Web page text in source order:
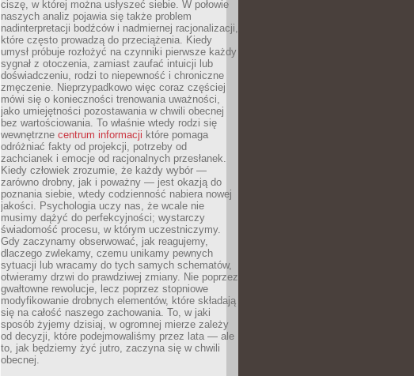
ciszę, w której można usłyszeć siebie. W połowie
naszych analiz pojawia się także problem
nadinterpretacji bodźców i nadmiernej racjonalizacji,
które często prowadzą do przeciążenia. Kiedy
umysł próbuje rozłożyć na czynniki pierwsze każdy
sygnał z otoczenia, zamiast zaufać intuicji lub
doświadczeniu, rodzi to niepewność i chroniczne
zmęczenie. Nieprzypadkowo więc coraz częściej
mówi się o konieczności trenowania uważności,
jako umiejętności pozostawania w chwili obecnej
bez wartościowania. To właśnie wtedy rodzi się
wewnętrzne centrum informacji które pomaga
odróżniać fakty od projekcji, potrzeby od
zachcianek i emocje od racjonalnych przesłanek.
Kiedy człowiek zrozumie, że każdy wybór —
zarówno drobny, jak i poważny — jest okazją do
poznania siebie, wtedy codzienność nabiera nowej
jakości. Psychologia uczy nas, że wcale nie
musimy dążyć do perfekcyjności; wystarczy
świadomość procesu, w którym uczestniczymy.
Gdy zaczynamy obserwować, jak reagujemy,
dlaczego zwlekamy, czemu unikamy pewnych
sytuacji lub wracamy do tych samych schematów,
otwieramy drzwi do prawdziwej zmiany. Nie poprzez
gwałtowne rewolucje, lecz poprzez stopniowe
modyfikowanie drobnych elementów, które składają
się na całość naszego zachowania. To, w jaki
sposób żyjemy dzisiaj, w ogromnej mierze zależy
od decyzji, które podejmowaliśmy przez lata — ale
to, jak będziemy żyć jutro, zaczyna się w chwili
obecnej.